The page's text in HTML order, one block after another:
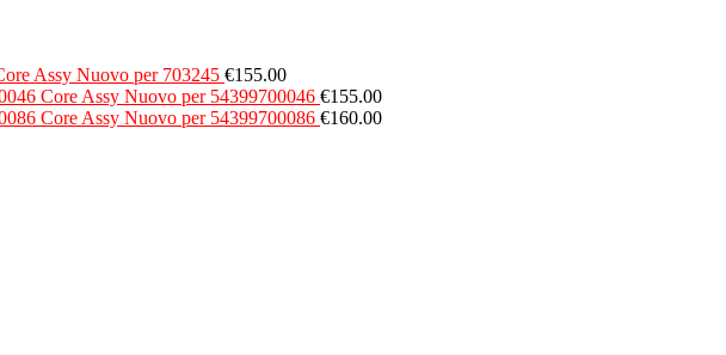
Assy Nuovo per 703245 €155.00
Core Assy Nuovo per 54399700046 €155.00
Core Assy Nuovo per 54399700086 €160.00